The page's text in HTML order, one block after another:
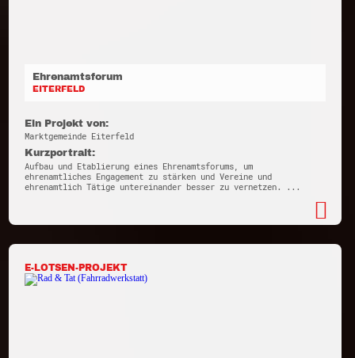
Ehrenamtsforum
EITERFELD
Ein Projekt von:
Marktgemeinde Eiterfeld
Kurzportrait:
Aufbau und Etablierung eines Ehrenamtsforums, um
ehrenamtliches Engagement zu stärken und Vereine und
ehrenamtlich Tätige untereinander besser zu vernetzen. ...
E-LOTSEN-PROJEKT